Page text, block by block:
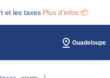
et les taxes. Plus d'infos 📦
Guadeloupe